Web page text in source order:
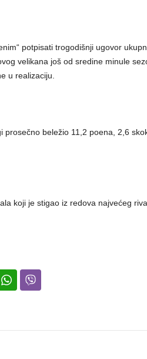
potpisati trogodišnji ugovor
velikana još od sredine minule
u realizaciju.
prosečno beležio 11,2 poena, 2,6
koji je stigao iz redova najvećeg